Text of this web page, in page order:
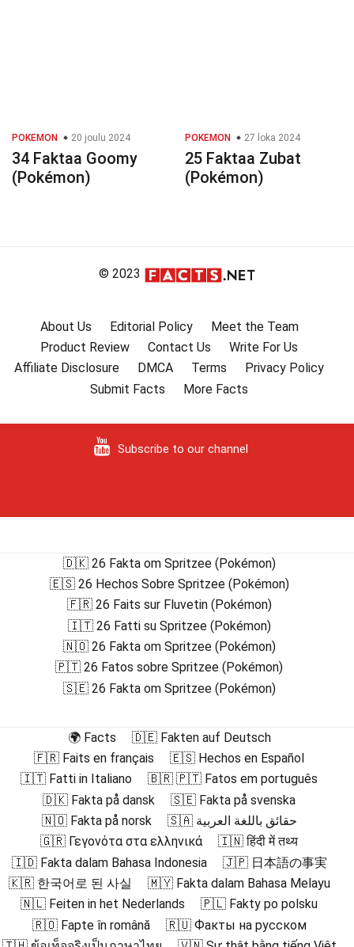
POKEMON 20 joulu 2024
34 Faktaa Goomy
(Pokémon)
POKEMON 27 loka 2024
25 Faktaa Zubat
(Pokémon)
© 2023
About Us Editorial Policy
Meet the Team
Product Review
Contact Us
Write For Us
Affiliate Disclosure
DMCA Terms
Privacy Policy
Submit Facts
More Facts
Subscribe to our channel
🇩🇰 26 Fakta om Spritzee (Pokémon)
🇪🇸 26 Hechos Sobre Spritzee (Pokémon)
🇫🇷 26 Faits sur Fluvetin (Pokémon)
🇮🇹 26 Fatti su Spritzee (Pokémon)
🇳🇴 26 Fakta om Spritzee (Pokémon)
🇵🇹 26 Fatos sobre Spritzee (Pokémon)
🇸🇪 26 Fakta om Spritzee (Pokémon)
🌍 Facts
🇩🇪 Fakten auf Deutsch
🇫🇷 Faits en français
🇪🇸 Hechos en Español
🇮🇹 Fatti in Italiano
🇧🇷 🇵🇹 Fatos em português
🇩🇰 Fakta på dansk
🇸🇪 Fakta på svenska
🇳🇴 Fakta på norsk
🇸🇦 حقائق باللغة العربية
🇬🇷 Γεγονότα στα ελληνικά
🇮🇳 हिंदी में तथ्य
🇮🇩 Fakta dalam Bahasa Indonesia
🇯🇵 日本語の事実
🇰🇷 한국어로 된 사실
🇲🇾 Fakta dalam Bahasa Melayu
🇳🇱 Feiten in het Nederlands
🇵🇱 Fakty po polsku
🇷🇴 Fapte în română
🇷🇺 Факты на русском